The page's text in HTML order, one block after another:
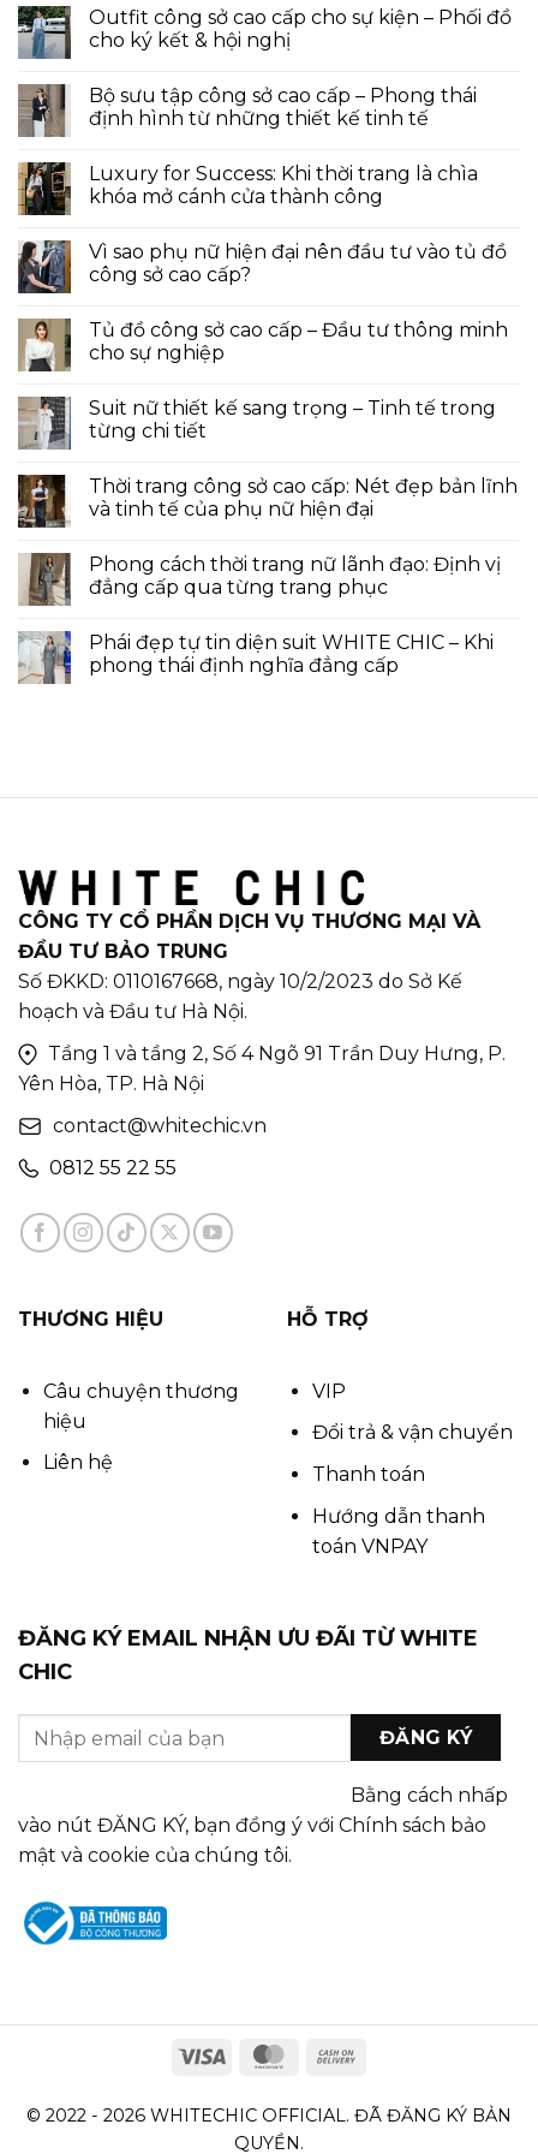
Outfit công sở cao cấp cho sự kiện – Phối đồ
cho ký kết & hội nghị
Bộ sưu tập công sở cao cấp – Phong thái
định hình từ những thiết kế tinh tế
Luxury for Success: Khi thời trang là chìa
khóa mở cánh cửa thành công
Vì sao phụ nữ hiện đại nên đầu tư vào tủ đồ
công sở cao cấp?
Tủ đồ công sở cao cấp – Đầu tư thông minh
cho sự nghiệp
Suit nữ thiết kế sang trọng – Tinh tế trong
từng chi tiết
Thời trang công sở cao cấp: Nét đẹp bản lĩnh
và tinh tế của phụ nữ hiện đại
Phong cách thời trang nữ lãnh đạo: Định vị
đẳng cấp qua từng trang phục
Phái đẹp tự tin diện suit WHITE CHIC – Khi
phong thái định nghĩa đẳng cấp
CÔNG TY CỔ PHẦN DỊCH VỤ THƯƠNG MẠI VÀ
ĐẦU TƯ BẢO TRUNG
Số ĐKKD: 0110167668, ngày 10/2/2023 do Sở Kế
hoạch và Đầu tư Hà Nội.
Tầng 1 và tầng 2, Số 4 Ngõ 91 Trần Duy Hưng, P.
Yên Hòa, TP. Hà Nội
contact@whitechic.vn
0812 55 22 55
THƯƠNG HIỆU
Câu chuyện thương
hiệu
Liên hệ
HỖ TRỢ
VIP
Đổi trả & vận chuyển
Thanh toán
Hướng dẫn thanh
toán VNPAY
ĐĂNG KÝ EMAIL NHẬN ƯU ĐÃI TỪ WHITE
CHIC
Bằng cách nhấp
vào nút ĐĂNG KÝ, bạn đồng ý với Chính sách bảo
mật và cookie của chúng tôi.
© 2022 - 2026 WHITECHIC OFFICIAL. ĐÃ ĐĂNG KÝ BẢN
QUYỀN.